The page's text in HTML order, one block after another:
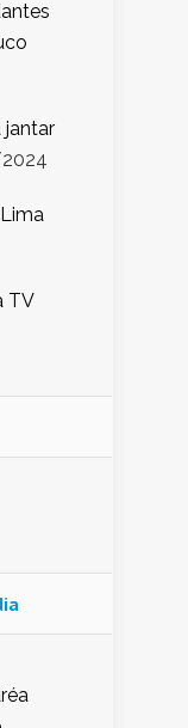
jantar
TV